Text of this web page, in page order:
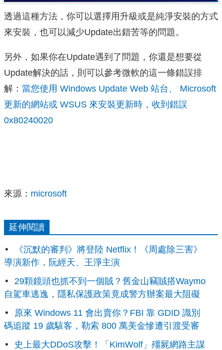
透過這種方法，你可以選擇用升級或是純淨安裝的方式
來安裝，也可以減少Update出錯苦等的問題。
另外，如果你在Update遇到了問題，你還是想要從
Update解決的話，則可以參考微軟的這一條錯誤排
解： 當您使用 Windows Update Web 站台、 Microsoft
更新的網站或 WSUS 來安裝更新時，收到錯誤
0x80240020
來源： microsoft
延伸閱讀
《沉默的審判》將登陸 Netflix！《周處除三害》
導演新作，阮經天、王淨主演
29顆鏡頭也抓不到一個賊？舊金山竊賊搭Waymo
自駕車逃逸，隱私保護政策竟成警方辦案最大阻礙
原來 Windows 11 會出賣你？FBI 靠 GDID 識別
碼追蹤 19 歲駭客，勒索 800 萬美金慘遭引渡受審
史上最大DDoS攻擊！「KimWolf」殭屍網路主謀